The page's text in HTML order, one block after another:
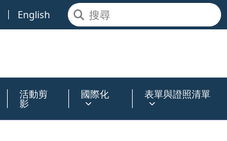
English
活動剪
影
國際化 表單與證照清單